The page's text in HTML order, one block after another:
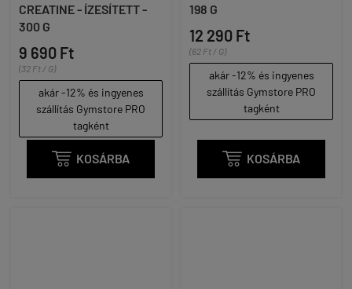
CREATINE - ÍZESÍTETT -
300 G
9 690 Ft
(32 Ft / G)
akár -12% és ingyenes
szállítás Gymstore PRO
tagként
 KOSÁRBA
198 G
12 290 Ft
(62 Ft / G)
akár -12% és ingyenes
szállítás Gymstore PRO
tagként
 KOSÁRBA